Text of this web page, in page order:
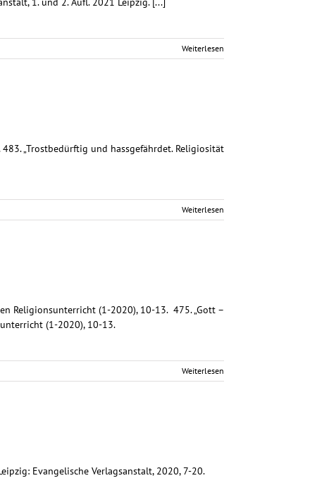
Weiterlesen
„Trostbedürftig und hassgefährdet. Religiosität
Weiterlesen
Religionsunterricht (1-2020), 10-13. 475. „Gott –
(1-2020), 10-13.
Weiterlesen
Evangelische Verlagsanstalt, 2020, 7-20.